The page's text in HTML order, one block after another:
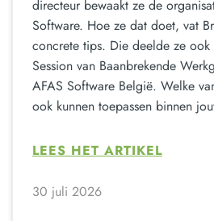
directeur bewaakt ze de
Software. Hoe ze dat doet, vat
concrete tips. Die deelde ze
Session van Baanbrekende
AFAS Software België. Welke
ook kunnen toepassen binnen
LEES HET ARTIKEL
30 juli 2026